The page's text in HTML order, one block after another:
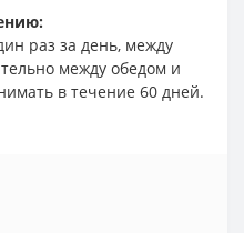
раз за день, между
между обедом и
в течение 60 дней.